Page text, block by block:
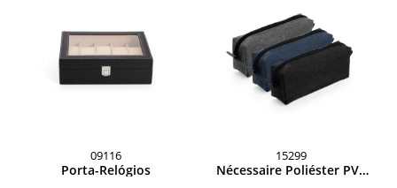
09116
Porta-Relógios
15299
Nécessaire Poliéster PVC